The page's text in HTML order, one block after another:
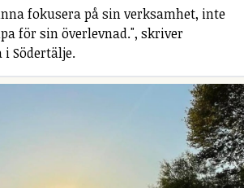
fokusera på sin verksamhet, inte
för sin överlevnad.", skriver
Södertälje.